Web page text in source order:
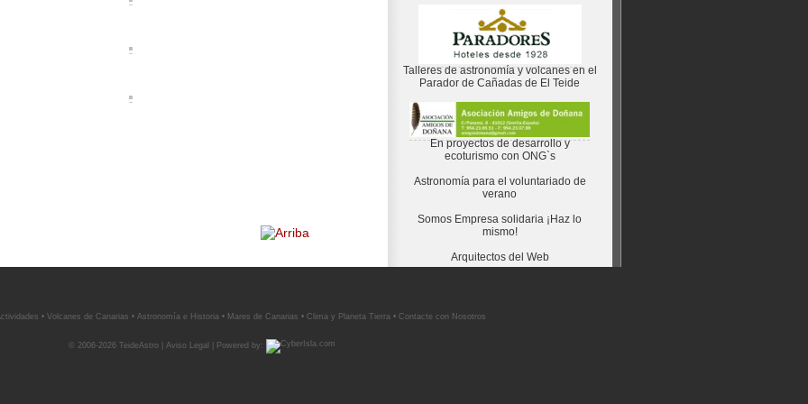
Talleres de astronomía y volcanes en el
Parador de Cañadas de El Teide
En proyectos de desarrollo y
ecoturismo con ONG`s
Astronomía para el voluntariado de
verano
Somos Empresa solidaria ¡Haz lo
mismo!
Arquitectos del Web
• Volcanes de Canarias • Astronomía e Historia • Mares de Canarias • Clima y Planeta Tierra • Contacte con Nosotros
© 2006-2026 TeideAstro | Aviso Legal | Powered by: